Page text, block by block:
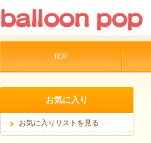
TOP
お気に入り
お気に入りリストを見る